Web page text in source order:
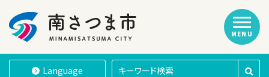
南さつま市
Language
MENU